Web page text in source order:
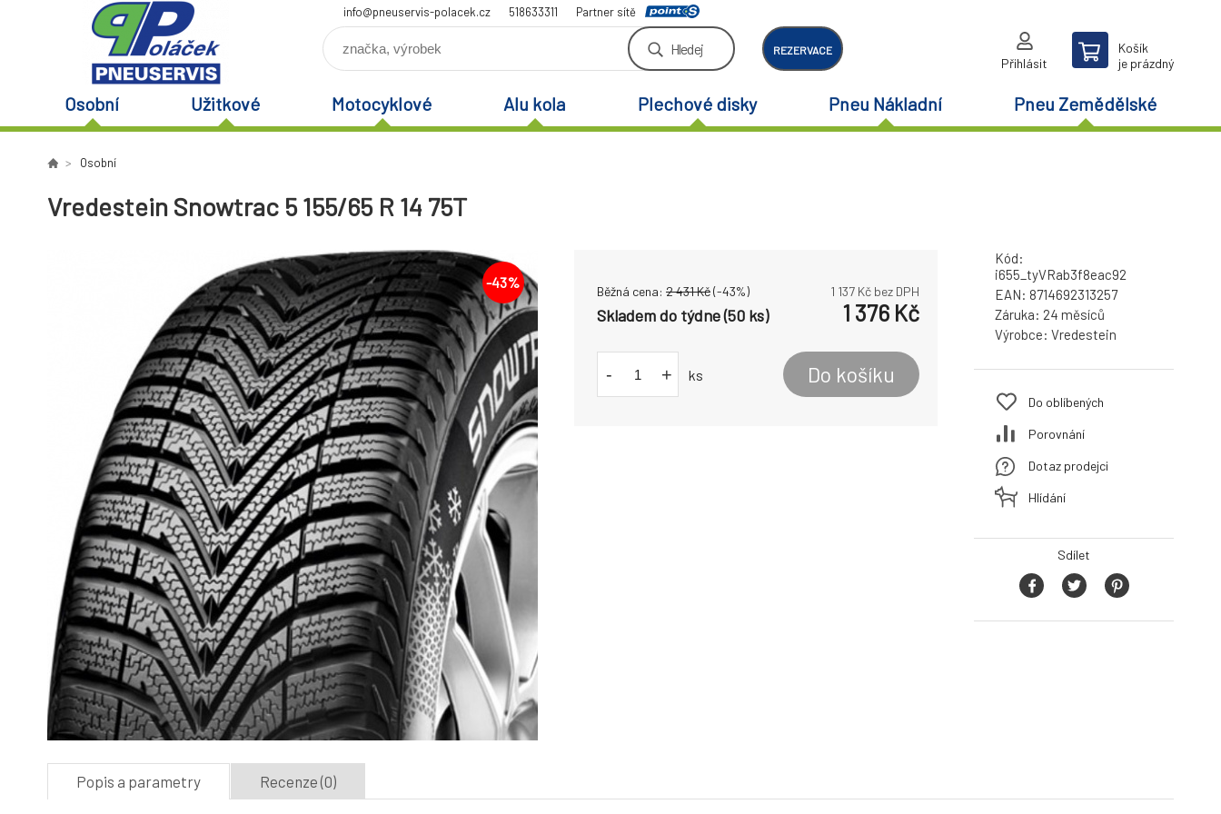
info@pneuservis-polacek.cz 518633311 Partner sítě
Hledej REZERVACE
Přihlásit
Košík
je prázdný
Osobní Užitkové Motocyklové Alu kola Plechové disky Pneu Nákladní Pneu Zemědělské
Osobní
Vredestein Snowtrac 5 155/65 R 14 75T
-43%
Běžná cena: 2 431Kč(-43%) 1 137 Kč bez DPH
Skladem do týdne (50 ks) 1 376 Kč
- + ks Do košíku
Kód:
i655_tyVRab3f8eac92
EAN: 8714692313257
Záruka: 24 měsíců
Výrobce: Vredestein
Do oblíbených
Porovnání
Dotaz prodejci
Hlídání
Sdílet
Popis a parametry Recenze (0)